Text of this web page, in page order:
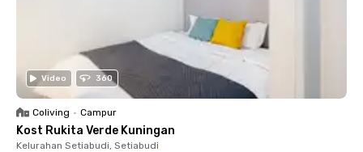
Video 360
Coliving • Campur
Kost Rukita Verde Kuningan
Kelurahan Setiabudi, Setiabudi